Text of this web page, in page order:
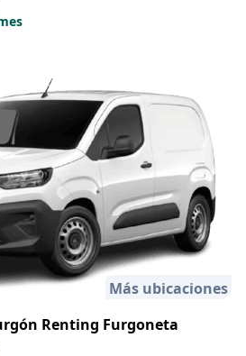
Más ubicaciones
Renting Furgoneta